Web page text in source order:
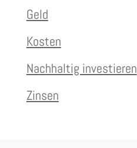
Geld
Kosten
Nachhaltig investieren
Zinsen